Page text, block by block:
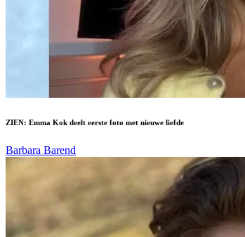
ZIEN: Emma Kok deelt eerste foto met nieuwe liefde
Barbara Barend